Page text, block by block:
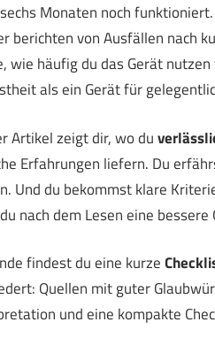
Monaten noch
berichten von Ausfällen nach
wie häufig du das Gerät
als ein Gerät für
Artikel zeigt dir, wo du
Erfahrungen liefern. Du
Und du bekommst klare
nach dem Lesen eine
findest du eine kurze
Quellen mit guter
und eine kompakte